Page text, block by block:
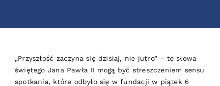
„Przyszłość zaczyna się dzisiaj, nie jutro” – te słowa
świętego Jana Pawła II mogą być streszczeniem sensu
spotkania, które odbyło się w fundacji w piątek 6